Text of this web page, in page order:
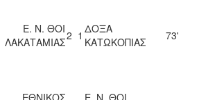
Ε. Ν. ΘΟΙ
ΛΑΚΑΤΑΜΙΑΣ2 1 ΔΟΞΑ
ΚΑΤΩΚΟΠΙΑΣ
73'